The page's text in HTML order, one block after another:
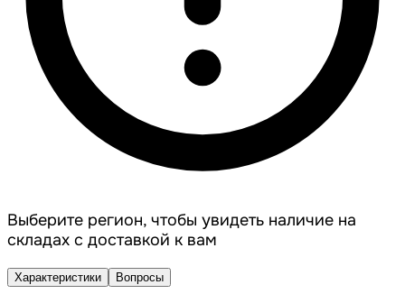
Выберите регион, чтобы увидеть наличие на
складах с доставкой к вам
Характеристики Вопросы